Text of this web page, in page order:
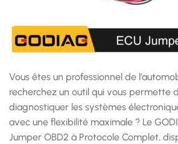
Vous êtes un professionnel de
recherchez un outil qui vous permette
diagnostiquer les systèmes
avec une flexibilité maximale ? Le
Jumper OBD2 à Protocole Complet,